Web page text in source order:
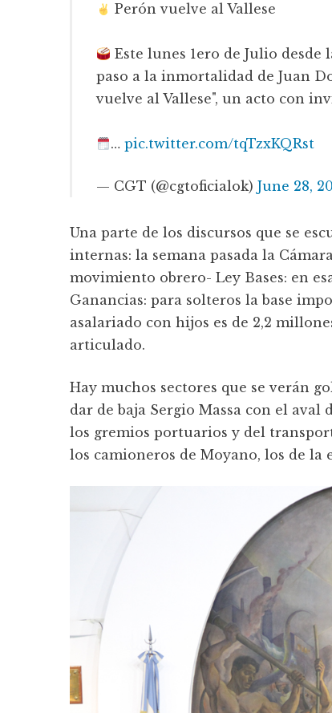
Perón vuelve al Vallese
Este lunes 1ero de Julio
paso a la inmortalidad de Juan
vuelve al Vallese", un acto con
…pic.twitter.com/tqTzxKQRst
— CGT (@cgtoficialok) June 28,
Una parte de los discursos que se
internas: la semana pasada la
movimiento obrero- Ley Bases: en
Ganancias: para solteros la base
asalariado con hijos es de 2,2
articulado.
Hay muchos sectores que se verán
dar de baja Sergio Massa con el aval
los gremios portuarios y del
los camioneros de Moyano, los de la